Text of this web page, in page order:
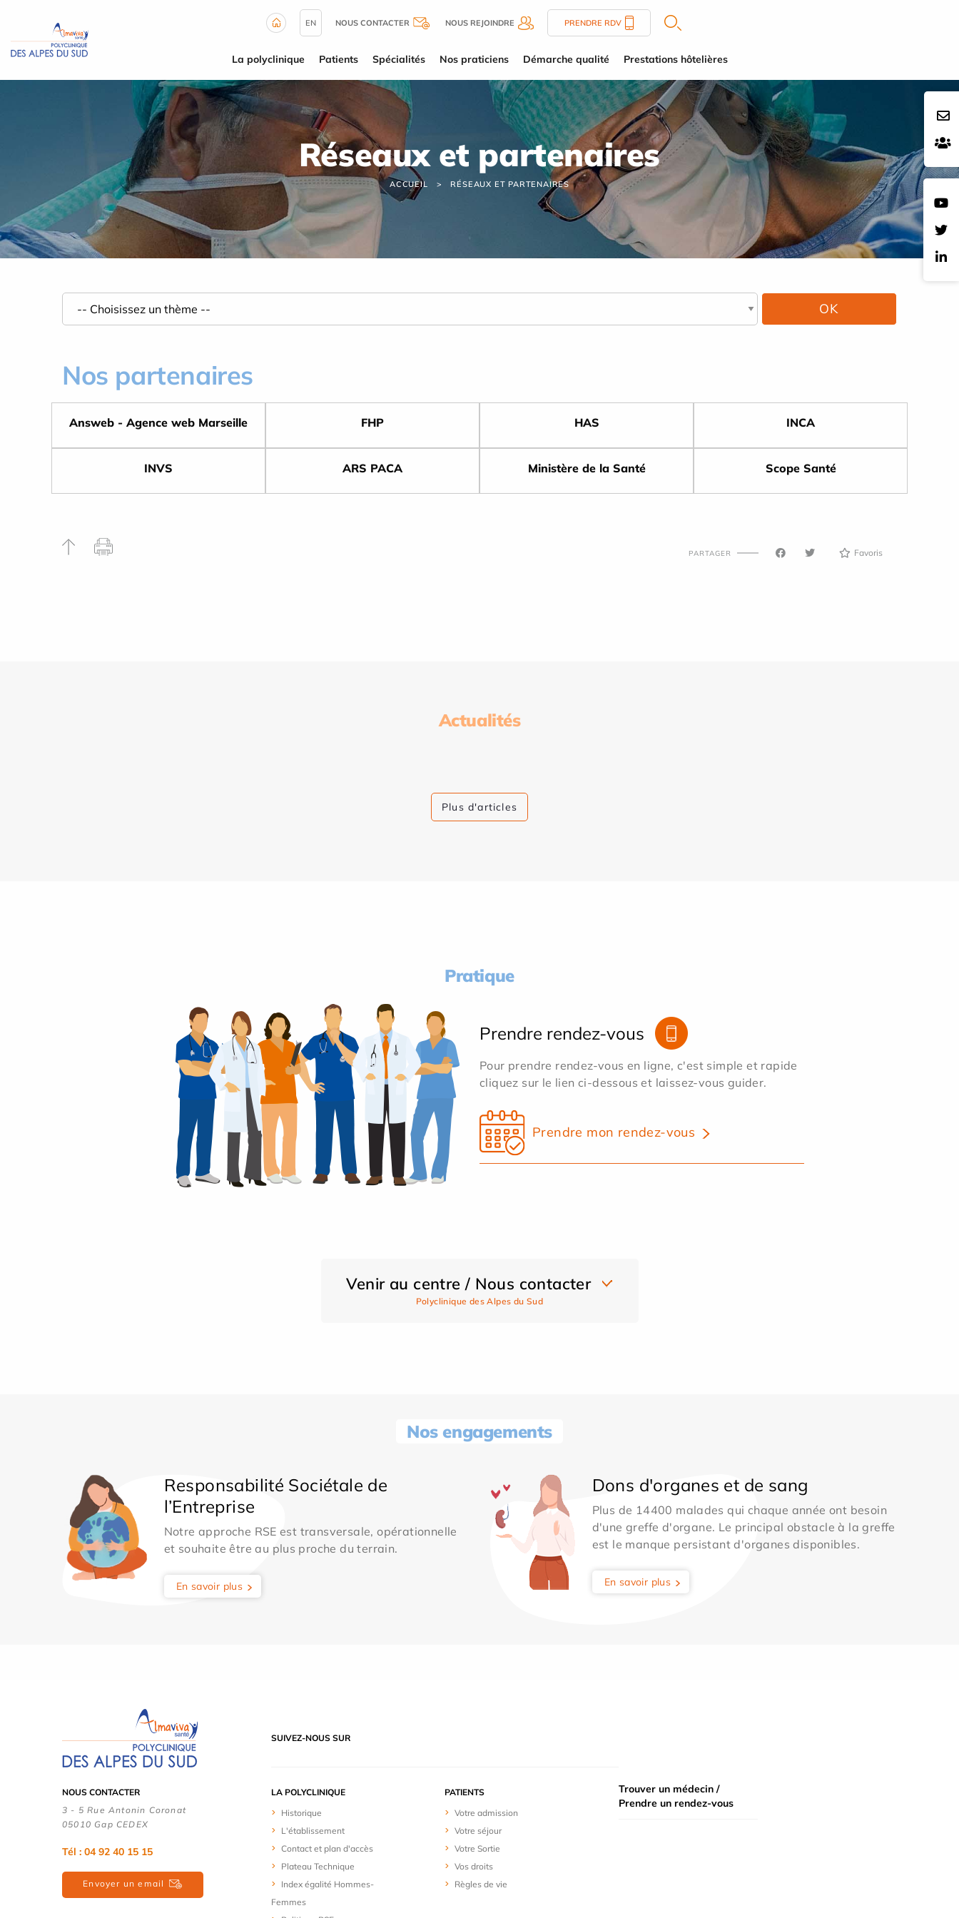
EN NOUS CONTACTER NOUS REJOINDRE PRENDRE RDV
La polyclinique Patients Spécialités Nos praticiens Démarche qualité Prestations hôtelières
Réseaux et partenaires
ACCUEIL RÉSEAUX ET PARTENAIRES
Nos partenaires
Answeb - Agence web Marseille FHP HAS INCA
INVS ARS PACA Ministère de la Santé Scope Santé
PARTAGER Favoris
Actualités
Plus d'articles
Pratique
Prendre rendez-vous
Pour prendre rendez-vous en ligne, c'est simple et rapide
cliquez sur le lien ci-dessous et laissez-vous guider.
Prendre mon rendez-vous
Venir au centre / Nous contacter
Polyclinique des Alpes du Sud
Nos engagements
Responsabilité Sociétale de
l’Entreprise
Notre approche RSE est transversale, opérationnelle
et souhaite être au plus proche du terrain.
En savoir plus
Dons d'organes et de sang
Plus de 14400 malades qui chaque année ont besoin
d'une greffe d'organe. Le principal obstacle à la greffe
est le manque persistant d'organes disponibles.
En savoir plus
SUIVEZ-NOUS SUR
NOUS CONTACTER
3 - 5 Rue Antonin Coronat
05010 Gap CEDEX
Tél : 04 92 40 15 15
Envoyer un email
LA POLYCLINIQUE
Historique
L'établissement
Contact et plan d'accès
Plateau Technique
Index égalité Hommes-
Femmes
PATIENTS
Votre admission
Votre séjour
Votre Sortie
Vos droits
Règles de vie
Trouver un médecin /
Prendre un rendez-vous